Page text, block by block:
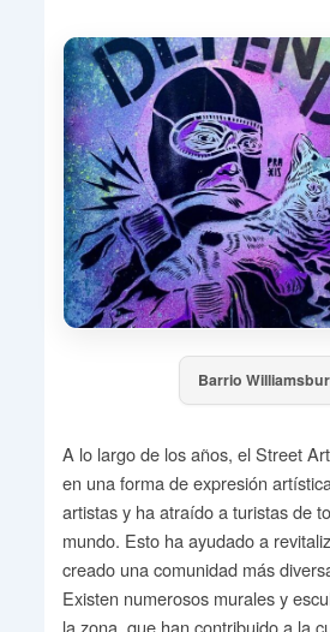
Barrio
A lo largo de los años, el Street
en una forma de expresión
artistas y ha atraído a turistas de
mundo. Esto ha ayudado a
creado una comunidad más
Existen numerosos murales y
la zona, que han contribuido a la